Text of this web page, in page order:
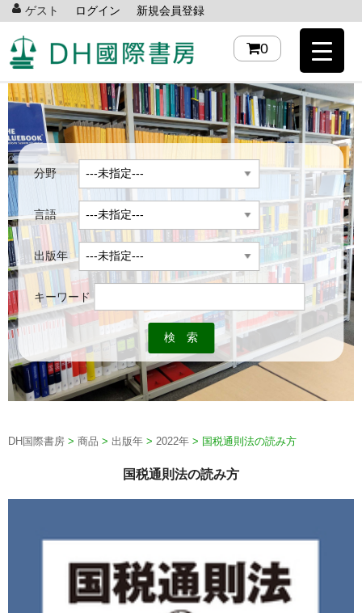
ゲスト ログイン 新規会員登録
0
分野
言語
出版年
キーワード
DH国際書房 > 商品 > 出版年 > 2022年 > 国税通則法の読み方
国税通則法の読み方